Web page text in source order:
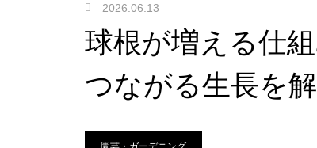
2026.06.13
球根が増える仕
つながる生長を